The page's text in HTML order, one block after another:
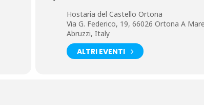
Hostaria del Castello Ortona
Via G. Federico, 19, 66026 Ortona A
Abruzzi, Italy
ALTRI EVENTI